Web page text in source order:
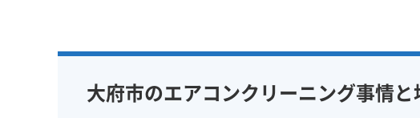
大府市のエアコンクリーニング事情と